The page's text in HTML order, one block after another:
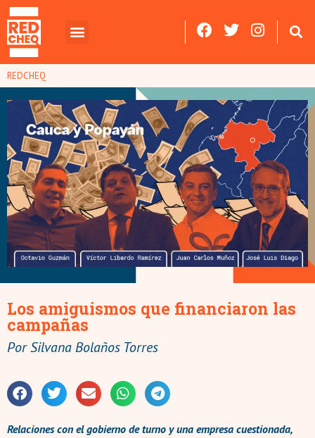
REDCHEQ
Los amiguismos que financiaron las
campañas
PorSilvana Bolaños Torres
Relaciones con el gobierno de turno y una empresa cuestionada,